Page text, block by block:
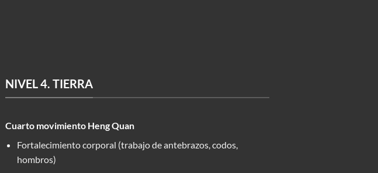
NIVEL 4. TIERRA
Cuarto movimiento Heng Quan
Fortalecimiento corporal (trabajo de antebrazos, codos,
hombros)